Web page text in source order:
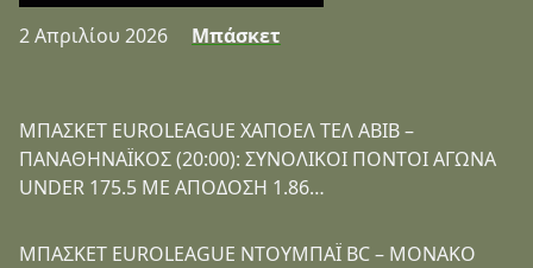
2 Απριλίου 2026 Μπάσκετ
ΜΠΑΣΚΕΤ EUROLEAGUE ΧΑΠΟΕΛ ΤΕΛ ΑΒΙΒ –
ΠΑΝΑΘΗΝΑΪΚΟΣ (20:00): ΣΥΝΟΛΙΚΟΙ ΠΟΝΤΟΙ ΑΓΩΝΑ
UNDER 175.5 ΜΕ ΑΠΟΔΟΣΗ 1.86…
ΜΠΑΣΚΕΤ EUROLEAGUE ΝΤΟΥΜΠΑΪ BC – ΜΟΝΑΚΟ